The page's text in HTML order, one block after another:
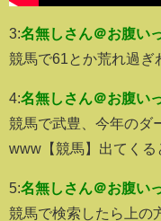
3:名無しさん＠お腹い
競馬で61とか荒れ過ぎ
4:名無しさん＠お腹い
競馬で武豊、今年のダ
www【競馬】出てくる
5:名無しさん＠お腹い
競馬で検索したら上の